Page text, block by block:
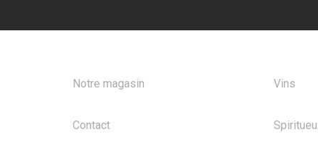
Notre magasin
Contact
Vins